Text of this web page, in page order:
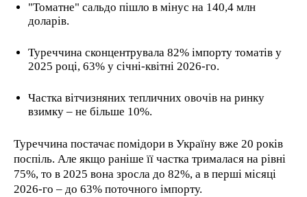
"Томатне" сальдо пішло в мінус на 140,4 млн
доларів.
Туреччина сконцентрувала 82% імпорту томатів у
2025 році, 63% у січні-квітні 2026-го.
Частка вітчизняних тепличних овочів на ринку
взимку – не більше 10%.
Туреччина постачає помідори в Україну вже 20 років
поспіль. Але якщо раніше її частка трималася на рівні
75%, то в 2025 вона зросла до 82%, а в перші місяці
2026-го – до 63% поточного імпорту.